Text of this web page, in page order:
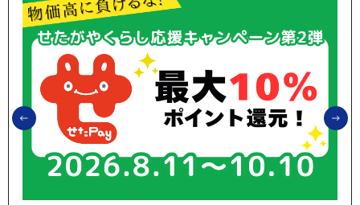
前のスライドを表示